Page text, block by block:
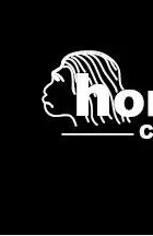
contenido